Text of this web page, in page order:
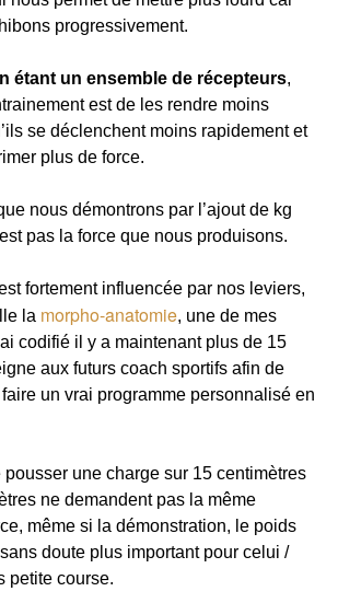
progressivement.
étant un ensemble de récepteurs,
est de les rendre moins
se déclenchent moins rapidement et
plus de force.
nous démontrons par l’ajout de kg
pas la force que nous produisons.
fortement influencée par nos leviers,
la morpho-anatomie, une de mes
codifié il y a maintenant plus de 15
aux futurs coach sportifs afin de
un vrai programme personnalisé en
pousser une charge sur 15 centimètres
ne demandent pas la même
même si la démonstration, le poids
doute plus important pour celui /
petite course.